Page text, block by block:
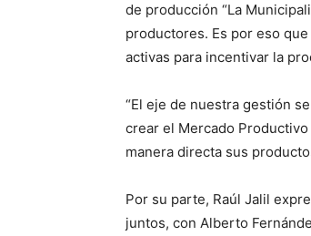
de producción “La
productores. Es por eso
activas para incentivar la
“El eje de nuestra gestión
crear el Mercado
manera directa sus
Por su parte, Raúl Jalil
juntos, con Alberto